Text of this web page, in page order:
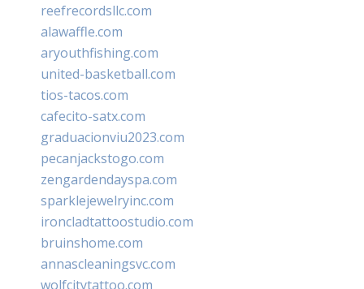
reefrecordsllc.com
alawaffle.com
aryouthfishing.com
united-basketball.com
tios-tacos.com
cafecito-satx.com
graduacionviu2023.com
pecanjackstogo.com
zengardendayspa.com
sparklejewelryinc.com
ironcladtattoostudio.com
bruinshome.com
annascleaningsvc.com
wolfcitytattoo.com